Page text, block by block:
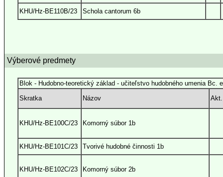
KHU/Hz-BE110B/23 Schola cantorum 6b
Výberové predmety
Blok - Hudobno-teoretický základ - učiteľstvo hudobného umenia Bc.
Skratka
Názov Akt.
KHU/Hz-BE100C/23 Komorný súbor 1b
KHU/Hz-BE101C/23 Tvorivé hudobné činnosti 1b
KHU/Hz-BE102C/23 Komorný súbor 2b